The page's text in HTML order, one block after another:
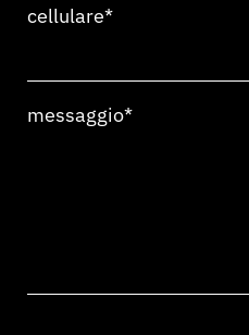
cellulare*
messaggio*